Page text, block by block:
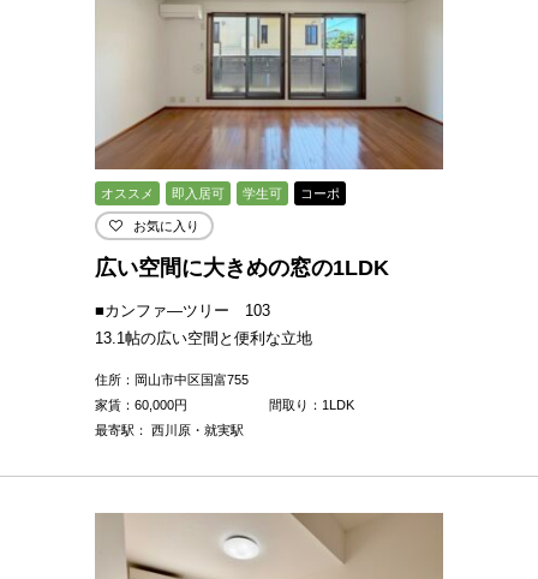
オススメ 即入居可 学生可 コーポ
お気に入り
広い空間に大きめの窓の1LDK
■カンファ―ツリー 103
13.1帖の広い空間と便利な立地
住所：岡山市中区国富755
家賃： 60,000円
間取り：1LDK
最寄駅： 西川原・就実駅